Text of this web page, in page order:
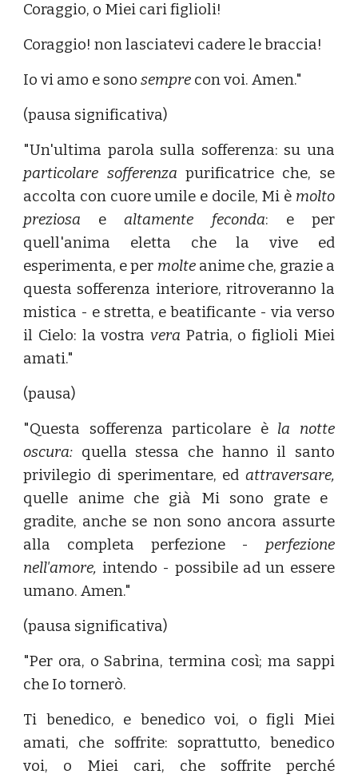
Coraggio, o Miei cari figlioli!
Coraggio! non lasciatevi cadere le braccia!
Io vi amo e sonosempre con voi. Amen."
(pausa significativa)
"Un'ultima parola sulla sofferenza: su una
particolare sofferenza purificatrice che, se
accolta con cuore umile e docile, Mi è molto
preziosa ealtamente feconda: e per
quell'anima eletta che la vive ed
esperimenta, e per molteanime che, grazie a
questa sofferenza interiore, ritroveranno la
mistica - e stretta, e beatificante - via verso
il Cielo: la vostra vera Patria, o figlioli Miei
amati."
(pausa)
"Questa sofferenza particolare è la notte
oscura: quella stessa che hanno il santo
privilegio di sperimentare, ed attraversare,
quelle anime che già Mi sono grate e
gradite, anche se non sono ancora assurte
alla completa perfezione - perfezione
nell'amore, intendo - possibile ad un essere
umano. Amen."
(pausa significativa)
"Per ora, o Sabrina, termina così; ma sappi
che Io tornerò.
Ti benedico, e benedico voi, o figli Miei
amati, che soffrite: soprattutto, benedico
voi, o Miei cari, che soffrite perché